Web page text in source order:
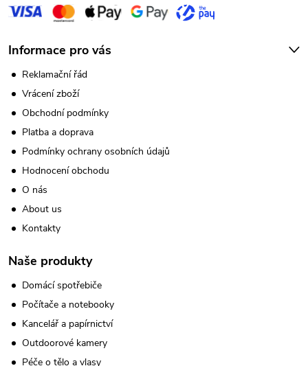
Informace pro vás
Reklamační řád
Vrácení zboží
Obchodní podmínky
Platba a doprava
Podmínky ochrany osobních údajů
Hodnocení obchodu
O nás
About us
Kontakty
Naše produkty
Domácí spotřebiče
Počítače a notebooky
Kancelář a papírnictví
Outdoorové kamery
Péče o tělo a vlasy